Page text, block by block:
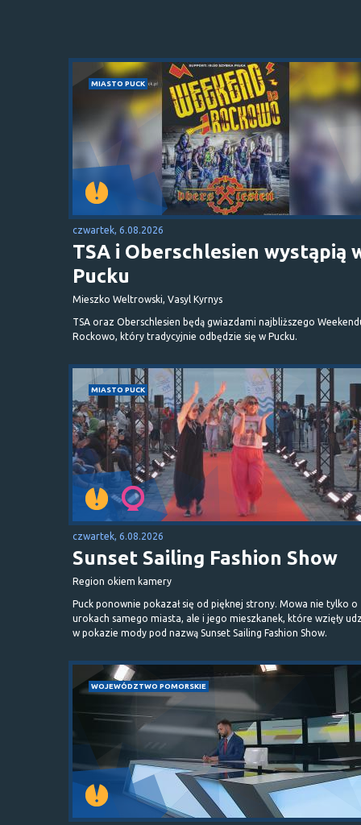
MIASTO PUCK
czwartek, 6.08.2026
TSA i Oberschlesien wystąpią
Pucku
Mieszko Weltrowski, Vasyl Kyrnys
TSA oraz Oberschlesien będą gwiazdami najbliższego
Rockowo, który tradycyjnie odbędzie się w Pucku.
MIASTO PUCK
czwartek, 6.08.2026
Sunset Sailing Fashion Show
Region okiem kamery
Puck ponownie pokazał się od pięknej strony. Mowa nie tylko o
urokach samego miasta, ale i jego mieszkanek, które wzięły
w pokazie mody pod nazwą Sunset Sailing Fashion Show.
WOJEWÓDZTWO POMORSKIE